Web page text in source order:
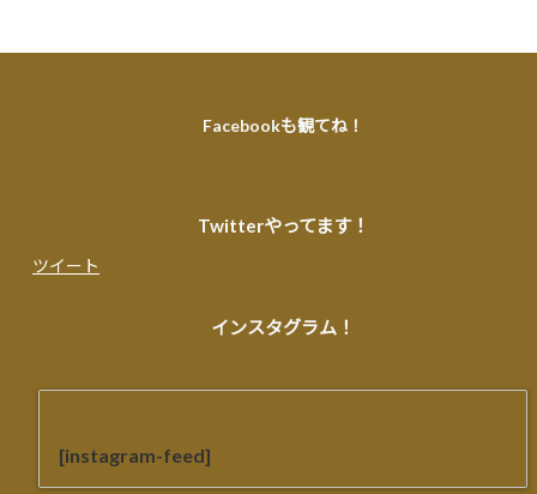
Facebookも観てね！
Twitterやってます！
ツイート
インスタグラム！
[instagram-feed]